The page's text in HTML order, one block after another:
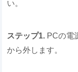
い。
ステップ1. PCの電
から外します。